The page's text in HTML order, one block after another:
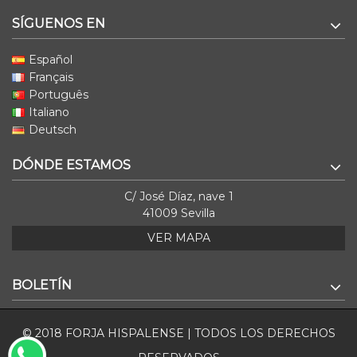
SÍGUENOS EN
Español
Français
Português
Italiano
Deutsch
DÓNDE ESTAMOS
C/ José Díaz, nave 1
41009 Sevilla
VER MAPA
BOLETÍN
© 2018 FORJA HISPALENSE | TODOS LOS DERECHOS